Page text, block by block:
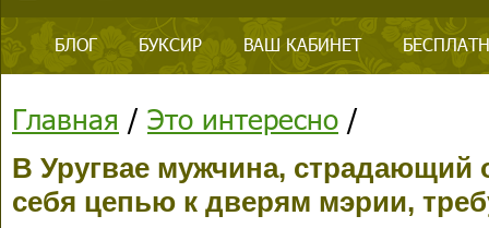
БЛОГ БУКСИР ВАШ КАБИНЕТ
Главная / Это интересно /
В Уругвае мужчина, страдающий
себя цепью к дверям мэрии,